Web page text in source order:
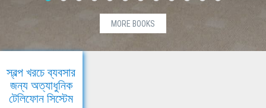
MORE BOOKS
স্বল্প খরচে ব্যবসার
জন্য অত্যাধুনিক
টেলিফোন সিস্টেম